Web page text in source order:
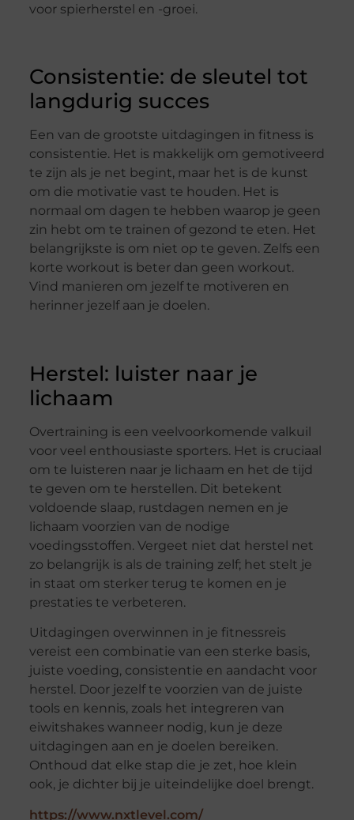
voor spierherstel en -groei.
Consistentie: de sleutel tot
langdurig succes
Een van de grootste uitdagingen in fitness is
consistentie. Het is makkelijk om gemotiveerd
te zijn als je net begint, maar het is de kunst
om die motivatie vast te houden. Het is
normaal om dagen te hebben waarop je geen
zin hebt om te trainen of gezond te eten. Het
belangrijkste is om niet op te geven. Zelfs een
korte workout is beter dan geen workout.
Vind manieren om jezelf te motiveren en
herinner jezelf aan je doelen.
Herstel: luister naar je
lichaam
Overtraining is een veelvoorkomende valkuil
voor veel enthousiaste sporters. Het is cruciaal
om te luisteren naar je lichaam en het de tijd
te geven om te herstellen. Dit betekent
voldoende slaap, rustdagen nemen en je
lichaam voorzien van de nodige
voedingsstoffen. Vergeet niet dat herstel net
zo belangrijk is als de training zelf; het stelt je
in staat om sterker terug te komen en je
prestaties te verbeteren.
Uitdagingen overwinnen in je fitnessreis
vereist een combinatie van een sterke basis,
juiste voeding, consistentie en aandacht voor
herstel. Door jezelf te voorzien van de juiste
tools en kennis, zoals het integreren van
eiwitshakes wanneer nodig, kun je deze
uitdagingen aan en je doelen bereiken.
Onthoud dat elke stap die je zet, hoe klein
ook, je dichter bij je uiteindelijke doel brengt.
https://www.nxtlevel.com/